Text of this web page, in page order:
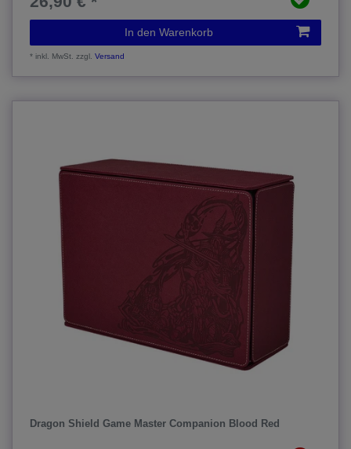
In den Warenkorb
*inkl. MwSt. zzgl.Versand
Dragon Shield Game Master Companion Blood Red